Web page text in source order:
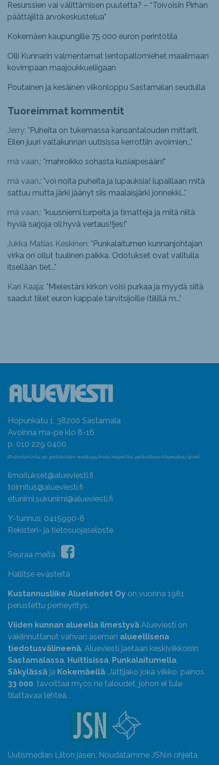
Resurssien vai välittämisen puutetta? – “Toivoisin Pirhan
päättäjiltä arvokeskustelua”
Kokemäen kaupungille 75 000 euron perintötila
Olli Kunnarin valmentamat lentopallomiehet maailmaan
kovimpaan maajoukkueliigaan
Poutainen ja kesäinen viikonloppu Sastamalan seudulla
Tuoreimmat kommentit
Jerry: "Puheita on tukemassa kansantalouden mittarit.
Eilen juuri valtakunnan uutisissa kerrottiin avoimien..."
mä vaan.: "mahroikko sohasta kusiaipesään!"
mä vaan.: "voi noita puheita ja lupauksia! lupaillaan mitä
sattuu mutta järki jäänyt siis maalaisjärki jonnekki..."
mä vaan.: "kuusniemi.turpeita ja timatteja ja mitä niitä
hyviä sarjoja oli,hyvä vertaus!!jes!"
Jukka Matias Keskinen: "Punkalaitumen kunnanjohtajan
virka on ollut tuulinen paikka. Odotukset ovat valitulla
itsellään tiet..."
Kari Kaaja: "Mielestäni kirkon voisi purkaa ja myydä siitä
saadut tiilet euron kappale tarvitsijoille (tiilillä m..."
Hopunkatu 1, 38200 Sastamala
Avoinna ma-pe klo 8-16
p. 010 229 0400
(Puheluhinta on pelkästään matkapuhelu (mpm) tai paikallisverkkomaksu (pvm)
ilmoitukset@alueviesti.fi
toimitus@alueviesti.fi
etunimi.sukunimi@alueviesti.fi
Y-tunnus: 0415990-8
Rekisteri- ja tietosuojaseloste
Seuraa meitä
Hallitse evästeitä
Kustannusliike Aluelehdet Oy on vuonna 1981
perustettu perheyritys.
Viiden kunnan alueella ilmestyvä Alueviesti on
vakiinnuttanut vahvan aseman alueellisena
tiedotusvälineenä. Alueviesti jaetaan keskiviikkoisin
Sastamalassa, Huittisissa, Punkalaitumella,
Säkylässä ja Kokemäellä. Jättijako joka viikko, painos
33 000, tavoittaa myös ne taloudet, johon ei tule
tilattavaa lehteä.
Uutismedian Liiton jäsen. Noudatamme JSN:n ohjeita.